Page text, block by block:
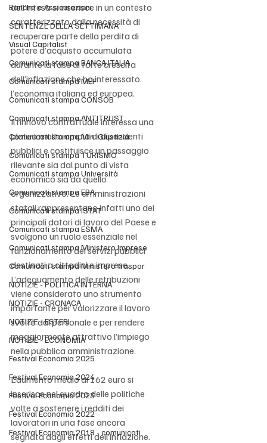
Banche e Assicurazioni
SENTENZE DELLA SETTIMANA
Visual Capitalist
Comunicati stampa BANCA ITALIA
Comunicati stampa MEF
Comunicati stampa CONSOB
Comunicati stampa ANTITRUST
Comunicati stampa Min. Giustizia
Comunicati stampa TURISMO
Comunicati stampa Università
Comunicati stampa EBA
Comunicati stampa ISTAT
Comunicati stampa ESMA
Comunicati stampa Ministero Imprese
Comunicati stampa Ministero traspor
NOTIZIE - POLITICA INTERNA
NOTIZIE - CRONACA
NOTIZIE - ESTERI
NOTIZIE - ECONOMIA
Festival Economia 2025
Festival Economia 2024
Festival Economia 2023
Festival Economia 2022
Festival Economia 2018 - comunicati
dell’intesa si inserisce in un contesto
caratterizzato dalla necessità di
recuperare parte della perdita di
potere d’acquisto accumulata
durante la fase di forte crescita
dell’inflazione che ha interessato
l’economia italiana ed europea.
Il rinnovo contrattuale interessa una
platea molto ampia di dipendenti
pubblici e costituisce un passaggio
rilevante sia dal punto di vista
economico sia da quello
organizzativo. Le amministrazioni
statali rappresentano infatti uno dei
principali datori di lavoro del Paese e
svolgono un ruolo essenziale nel
funzionamento dei servizi pubblici
destinati a cittadini e imprese.
L’adeguamento delle retribuzioni
viene considerato uno strumento
importante per valorizzare il lavoro
svolto dal personale e per rendere
maggiormente attrattivo l’impiego
nella pubblica amministrazione.
L’aumento medio di 162 euro si
inserisce nel quadro delle politiche
volte a sostenere i redditi dei
lavoratori in una fase ancora
segnata dagli effetti dell’inflazione.